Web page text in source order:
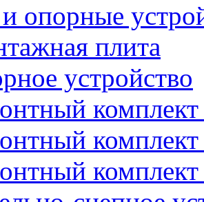
опорные
плита
устройство
комплект
комплект